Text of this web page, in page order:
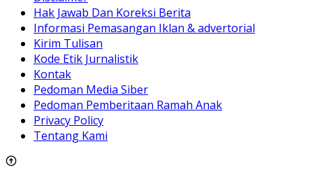
Hak Jawab Dan Koreksi Berita
Informasi Pemasangan Iklan & advertorial
Kirim Tulisan
Kode Etik Jurnalistik
Kontak
Pedoman Media Siber
Pedoman Pemberitaan Ramah Anak
Privacy Policy
Tentang Kami